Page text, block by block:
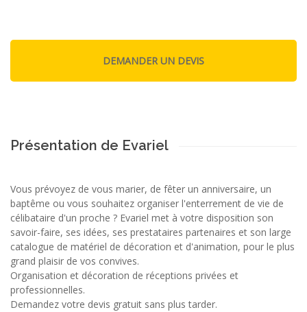
Présentation de Evariel
Vous prévoyez de vous marier, de fêter un anniversaire, un
baptême ou vous souhaitez organiser l'enterrement de vie de
célibataire d'un proche ? Evariel met à votre disposition son
savoir-faire, ses idées, ses prestataires partenaires et son large
catalogue de matériel de décoration et d'animation, pour le plus
grand plaisir de vos convives.
Organisation et décoration de réceptions privées et
professionnelles.
Demandez votre devis gratuit sans plus tarder.